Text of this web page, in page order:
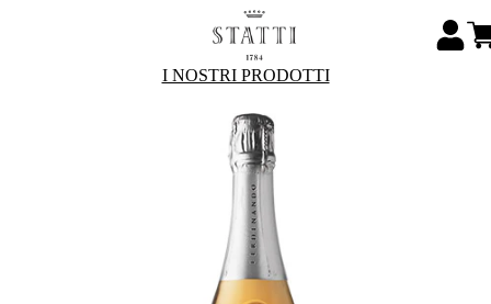
I NOSTRI PRODOTTI